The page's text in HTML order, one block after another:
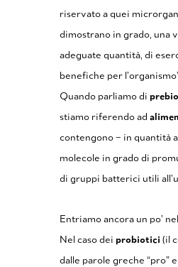
riservato a quei
dimostrano in grado, una
adeguate quantità, di
benefiche per
Quando parliamo di
stiamo riferendo ad
contengono – in quantità
molecole in grado di
di gruppi batterici utili
Entriamo ancora un po’
Nel caso dei probiotici (il
dalle parole greche “pro”